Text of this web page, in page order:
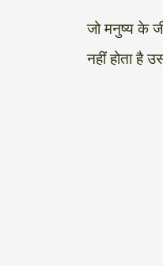
जो मनुष्य के
नहीं होता है